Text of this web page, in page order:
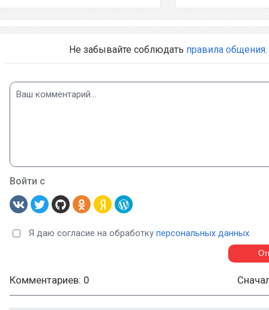
Не забывайте соблюдать правила общения.
Войти с
Я даю согласие на обработку персональных данных
Комментариев: 0